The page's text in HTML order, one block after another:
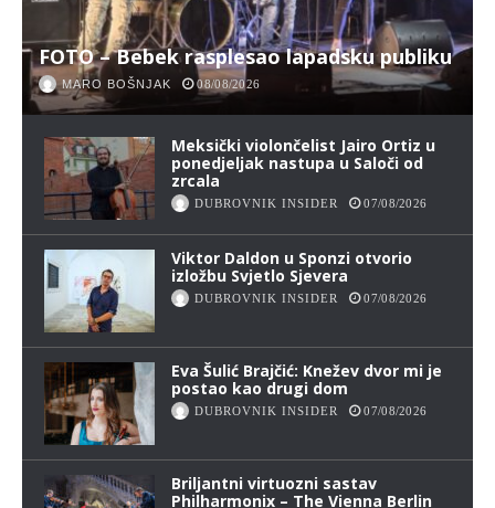
FOTO – Bebek rasplesao lapadsku publiku
MARO BOŠNJAK 08/08/2026
Meksički violončelist Jairo Ortiz u
ponedjeljak nastupa u Saloči od
zrcala
DUBROVNIK INSIDER 07/08/2026
Viktor Daldon u Sponzi otvorio
izložbu Svjetlo Sjevera
DUBROVNIK INSIDER 07/08/2026
Eva Šulić Brajčić: Knežev dvor mi je
postao kao drugi dom
DUBROVNIK INSIDER 07/08/2026
Briljantni virtuozni sastav
Philharmonix – The Vienna Berlin